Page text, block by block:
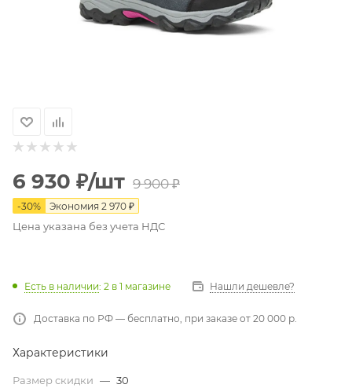
6 930 ₽/шт 9 900₽
-30% Экономия 2 970 ₽
Цена указана без учета НДС
Есть в наличии: 2 в 1 магазине Нашли дешевле?
Доставка по РФ — бесплатно, при заказе от 20 000 р.
Характеристики
Размер скидки — 30